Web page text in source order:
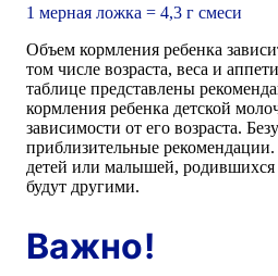
1 мерная ложка = 4,3 г смеси
Объем кормления ребенка
том числе возраста, веса и
таблице представлены
кормления ребенка детской
зависимости от его возраста.
приблизительные
детей или малышей,
будут другими.
Важно!